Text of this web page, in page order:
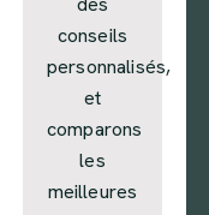
conseils
personnalisés,
et
comparons
les
meilleures